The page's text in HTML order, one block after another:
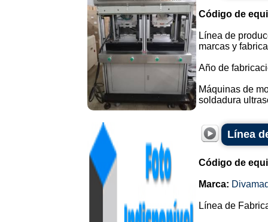
Código de
Línea de
marcas y
Año de
Máquinas de
soldadura
Línea
Código de
Marca:
Línea de